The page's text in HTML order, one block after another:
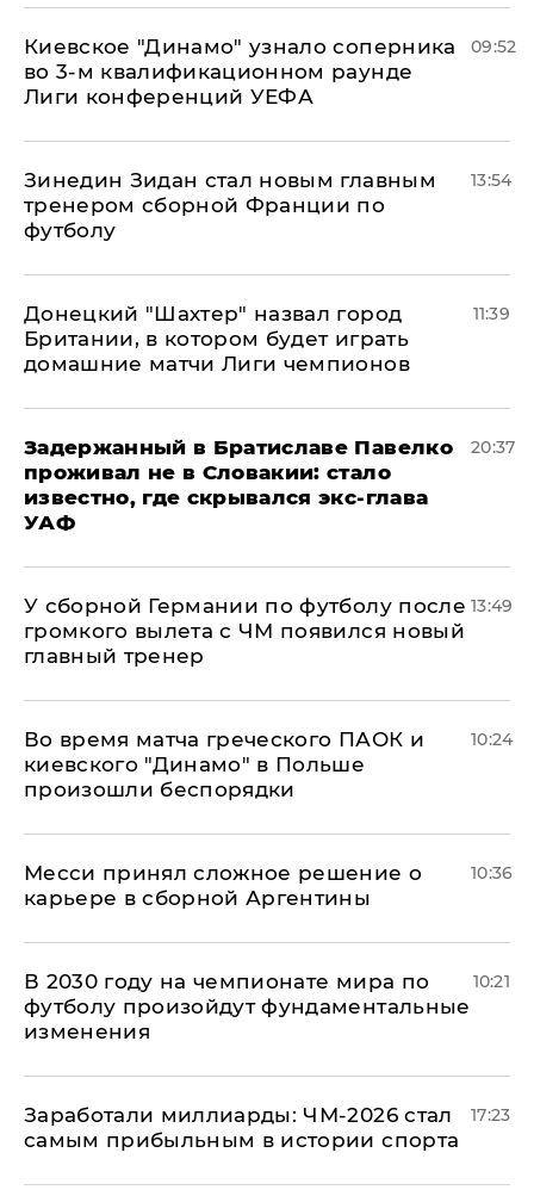
Киевское "Динамо" узнало соперника
во 3-м квалификационном раунде
Лиги конференций УЕФА
09:52
Зинедин Зидан стал новым главным
тренером сборной Франции по
футболу
13:54
Донецкий "Шахтер" назвал город
Британии, в котором будет играть
домашние матчи Лиги чемпионов
11:39
Задержанный в Братиславе Павелко
проживал не в Словакии: стало
известно, где скрывался экс-глава
УАФ
20:37
У сборной Германии по футболу после
громкого вылета с ЧМ появился новый
главный тренер
13:49
Во время матча греческого ПАОК и
киевского "Динамо" в Польше
произошли беспорядки
10:24
Месси принял сложное решение о
карьере в сборной Аргентины
10:36
В 2030 году на чемпионате мира по
футболу произойдут фундаментальные
изменения
10:21
Заработали миллиарды: ЧМ-2026 стал
самым прибыльным в истории спорта
17:23